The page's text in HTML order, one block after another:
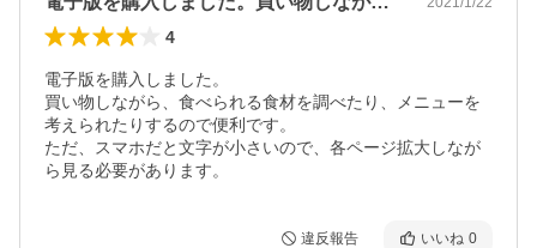
4
電子版を購入しました。
買い物しながら、食べられる食材を調べたり、メニューを
考えられたりするので便利です。
ただ、スマホだと文字が小さいので、各ページ拡大しなが
ら見る必要があります。
違反報告 いいね 0